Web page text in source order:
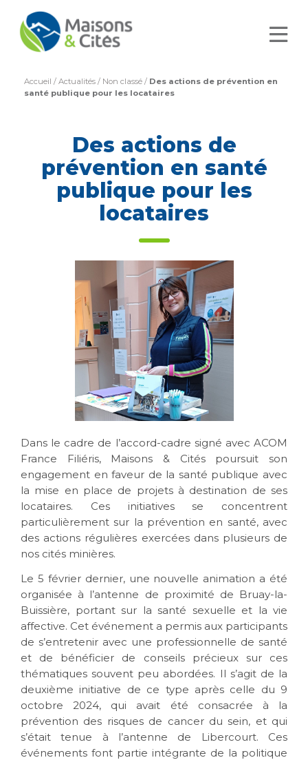
Accueil / Actualités / Non classé / Des actions de prévention en
santé publique pour les locataires
Des actions de
prévention en santé
publique pour les
locataires
Dans le cadre de l’accord-cadre signé avec ACOM
France Filiéris, Maisons & Cités poursuit son
engagement en faveur de la santé publique avec
la mise en place de projets à destination de ses
locataires. Ces initiatives se concentrent
particulièrement sur la prévention en santé, avec
des actions régulières exercées dans plusieurs de
nos cités minières.
Le 5 février dernier, une nouvelle animation a été
organisée à l’antenne de proximité de Bruay-la-
Buissière, portant sur la santé sexuelle et la vie
affective. Cet événement a permis aux participants
de s’entretenir avec une professionnelle de santé
et de bénéficier de conseils précieux sur ces
thématiques souvent peu abordées. Il s’agit de la
deuxième initiative de ce type après celle du 9
octobre 2024, qui avait été consacrée à la
prévention des risques de cancer du sein, et qui
s’était tenue à l’antenne de Libercourt. Ces
événements font partie intégrante de la politique